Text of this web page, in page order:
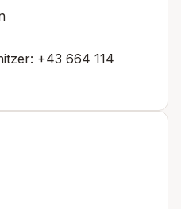
+43 664 114